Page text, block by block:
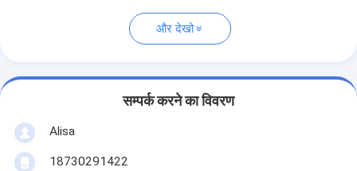
और देखो
सम्पर्क करने का विवरण
Alisa
18730291422